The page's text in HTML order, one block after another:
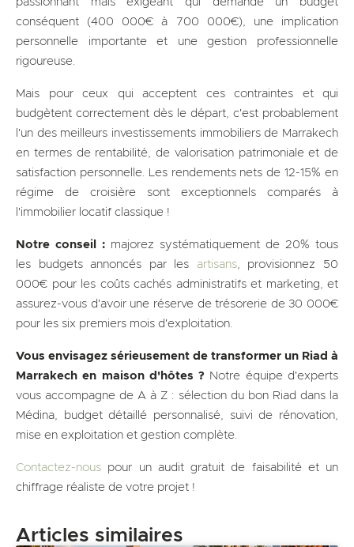
conséquent (400 000€ à 700 000€), une implication
personnelle importante et une gestion professionnelle
rigoureuse.
Mais pour ceux qui acceptent ces contraintes et qui
budgètent correctement dès le départ, c'est probablement
l'un des meilleurs investissements immobiliers de Marrakech
en termes de rentabilité, de valorisation patrimoniale et de
satisfaction personnelle. Les rendements nets de 12-15% en
régime de croisière sont exceptionnels comparés à
l'immobilier locatif classique !
Notre conseil : majorez systématiquement de 20% tous
les budgets annoncés par les artisans, provisionnez 50
000€ pour les coûts cachés administratifs et marketing, et
assurez-vous d'avoir une réserve de trésorerie de 30 000€
pour les six premiers mois d'exploitation.
Vous envisagez sérieusement de transformer un Riad à
Marrakech en maison d'hôtes ? Notre équipe d'experts
vous accompagne de A à Z : sélection du bon Riad dans la
Médina, budget détaillé personnalisé, suivi de rénovation,
mise en exploitation et gestion complète.
Contactez-nous pour un audit gratuit de faisabilité et un
chiffrage réaliste de votre projet !
Articles similaires